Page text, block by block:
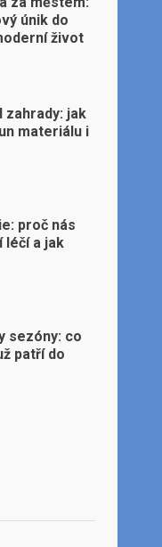
únik do
život
zahrady: jak
materiálu i
proč nás
léčí a jak
sezóny: co
patří do